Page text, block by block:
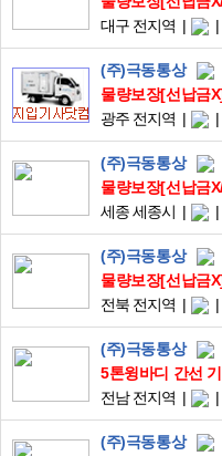
대구 전지역
(주)극동통상
광주 전지역
(주)극동통상
세종 세종시
(주)극동통상
전북 전지역
(주)극동통상
전남 전지역
(주)극동통상